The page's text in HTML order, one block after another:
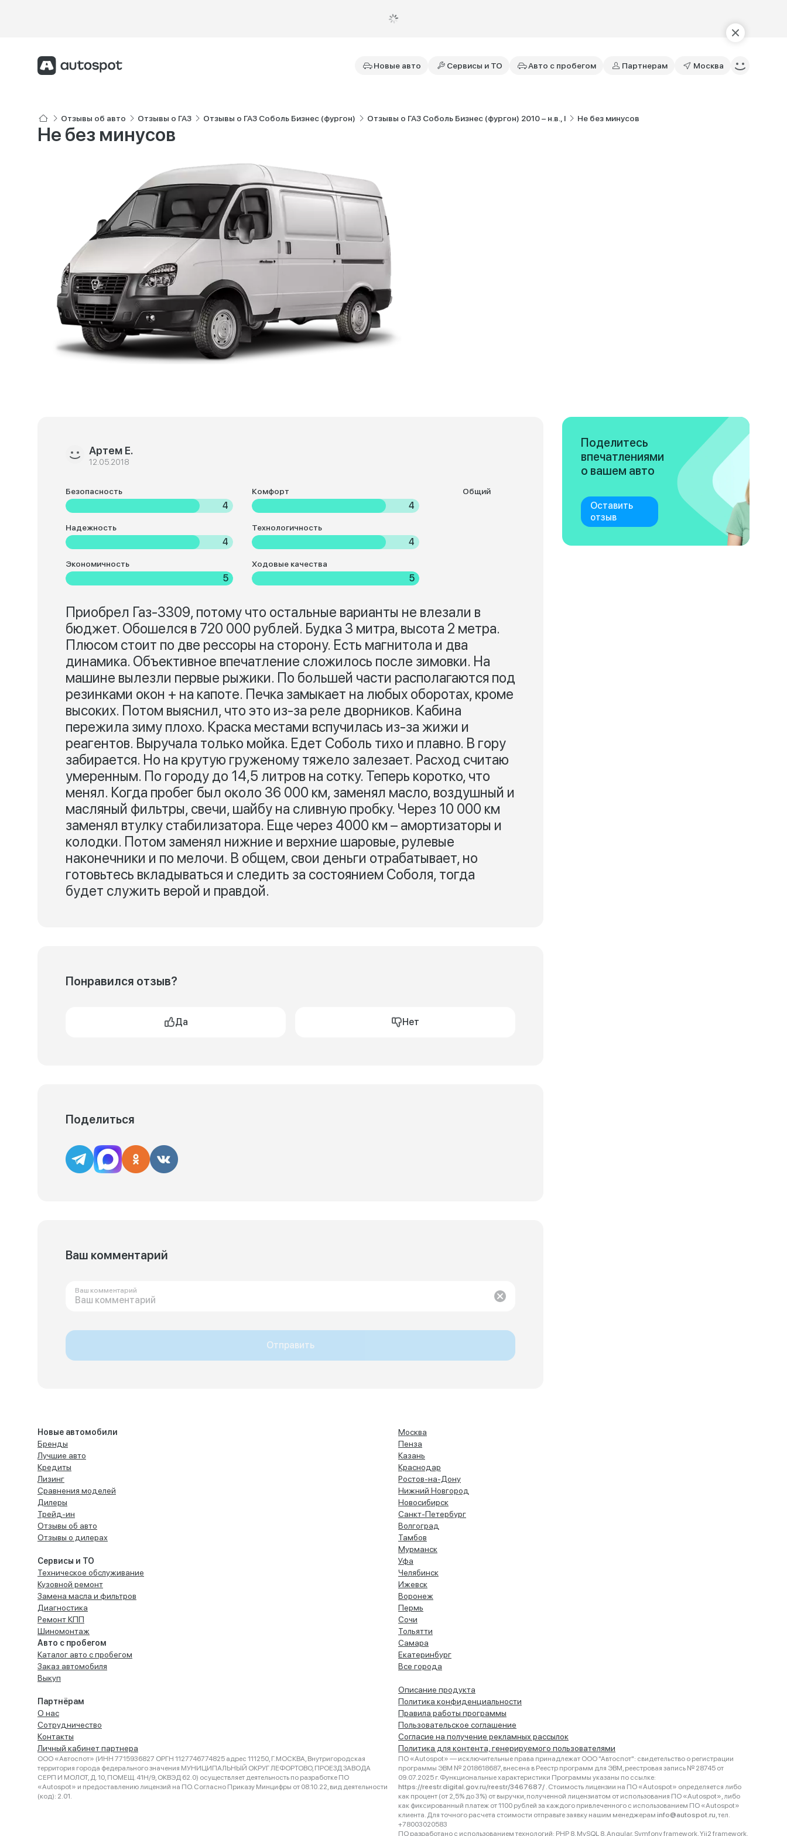
Новые авто Сервисы и ТО Авто с пробегом Партнерам Москва
Отзывы об авто Отзывы о ГАЗ Отзывы о ГАЗ Соболь Бизнес (фургон) Отзывы о ГАЗ Соболь Бизнес (фургон) 2010 – н.в., I Не без минусов
Не без минусов
Артем Е.
12.05.2018
Безопасность
4
Комфорт
4
Надежность
4
Технологичность
4
Экономичность
5
Ходовые качества
5
Общий
Приобрел Газ-3309, потому что остальные варианты не влезали в
бюджет. Обошелся в 720 000 рублей. Будка 3 митра, высота 2 метра.
Плюсом стоит по две рессоры на сторону. Есть магнитола и два
динамика. Объективное впечатление сложилось после зимовки. На
машине вылезли первые рыжики. По большей части располагаются под
резинками окон + на капоте. Печка замыкает на любых оборотах, кроме
высоких. Потом выяснил, что это из-за реле дворников. Кабина
пережила зиму плохо. Краска местами вспучилась из-за жижи и
реагентов. Выручала только мойка. Едет Соболь тихо и плавно. В гору
забирается. Но на крутую груженому тяжело залезает. Расход считаю
умеренным. По городу до 14,5 литров на сотку. Теперь коротко, что
менял. Когда пробег был около 36 000 км, заменял масло, воздушный и
масляный фильтры, свечи, шайбу на сливную пробку. Через 10 000 км
заменял втулку стабилизатора. Еще через 4000 км – амортизаторы и
колодки. Потом заменял нижние и верхние шаровые, рулевые
наконечники и по мелочи. В общем, свои деньги отрабатывает, но
готовьтесь вкладываться и следить за состоянием Соболя, тогда
будет служить верой и правдой.
Понравился отзыв?
Да Нет
Поделиться
Ваш комментарий
Ваш комментарий
Отправить
Поделитесь
впечатлениями
о вашем авто
Оставить
отзыв
Новые автомобили
Бренды
Лучшие авто
Кредиты
Лизинг
Сравнения моделей
Дилеры
Трейд-ин
Отзывы об авто
Отзывы о дилерах
Сервисы и ТО
Техническое обслуживание
Кузовной ремонт
Замена масла и фильтров
Диагностика
Ремонт КПП
Шиномонтаж
Авто с пробегом
Каталог авто с пробегом
Заказ автомобиля
Выкуп
Партнёрам
О нас
Сотрудничество
Контакты
Личный кабинет партнера
Москва
Пенза
Казань
Краснодар
Ростов-на-Дону
Нижний Новгород
Новосибирск
Санкт-Петербург
Волгоград
Тамбов
Мурманск
Уфа
Челябинск
Ижевск
Воронеж
Пермь
Сочи
Тольятти
Самара
Екатеринбург
Все города
Описание продукта
Политика конфиденциальности
Правила работы программы
Пользовательское соглашение
Согласие на получение рекламных рассылок
Политика для контента, генерируемого пользователями
ООО «Автоспот» (ИНН 7715936827 ОРГН 1127746774825 адрес 111250, Г.МОСКВА, Внутригородская
территория города федерального значения МУНИЦИПАЛЬНЫЙ ОКРУГ ЛЕФОРТОВО, ПРОЕЗД ЗАВОДА
СЕРП И МОЛОТ, Д. 10, ПОМЕЩ. 41Н/9, ОКВЭД 62.0) осуществляет деятельность по разработке ПО
«Autospot» и предоставлению лицензий на ПО. Согласно Приказу Минцифры от 08.10.22, вид деятельности
(код): 2.01.
ПО «Autospot» — исключительные права принадлежат ООО "Автоспот": свидетельство о регистрации
программы ЭВМ № 2018618687, внесена в Реестр программ для ЭВМ, реестровая запись № 28745 от
09.07.2025 г. Функциональные характеристики Программы указаны по ссылке:
https://reestr.digital.gov.ru/reestr/3467687/ . Стоимость лицензии на ПО «Autospot» определяется либо
как процент (от 2,5% до 3%) от выручки, полученной лицензиатом от использования ПО «Autospot», либо
как фиксированный платеж от 1100 рублей за каждого привлеченного с использованием ПО «Autospot»
клиента. Для точного расчета стоимости отправьте заявку нашим менеджерам info@autospot.ru, тел.
+78003020583
ПО разработано с использованием технологий: PHP 8, MySQL 8, Angular, Symfony framework, Yii2 framework.